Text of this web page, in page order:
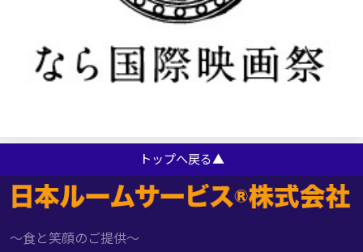
トップへ戻る▲
～食と笑顔のご提供～